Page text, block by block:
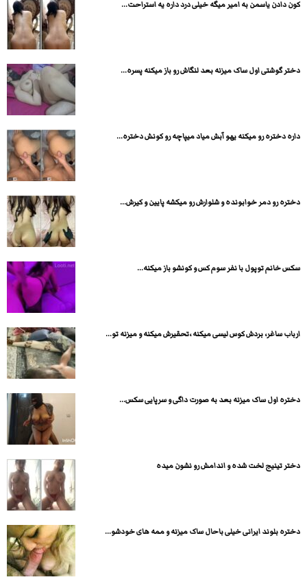
کون دادن یاسمن به امیر میگه خیلی درد داره یه استراحت...
دختر گوشتی اول ساک میزنه بعد لنگاش رو باز میکنه پسره...
داره دختره رو میکنه یهو آبش میاد میپاچه رو کونش دختره...
دختره رو دمر خوابونده و شلوارش رو میکشه پایین و کیرش...
سکس خانم توپول با نفر سوم کس و کونشو باز میکنه...
ارباب ساغر، بردش کوس لیسی میکنه ،تحقیرش میکنه و میزنه تو...
دختره اول ساک میزنه بعد به صورت داگی و سرپایی سکس...
دختر تینیج لخت شده و اندامش رو نشون میده
دختره بلوند ایرانی خیلی باحال ساک میزنه و ممه های خودشو...